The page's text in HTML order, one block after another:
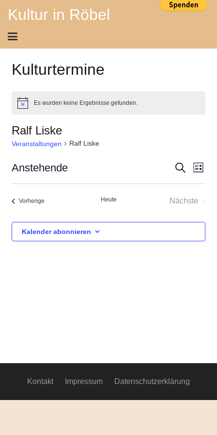
Kultur in Röbel
Kulturtermine
HinweisEs wurden keine Ergebnisse gefunden.
Ralf Liske
Veranstaltungen Ralf Liske
Suche
und
Suche
Liste
Anstehende
Datum
Vorherige Heute
Nächste
Kalender abonnieren
Kontakt Impressum Datenschutzerklärung